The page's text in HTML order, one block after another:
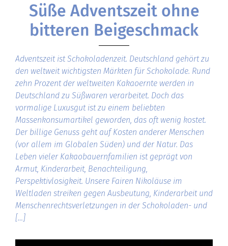
Süße Adventszeit ohne
bitteren Beigeschmack
Adventszeit ist Schokoladenzeit. Deutschland gehört zu
den weltweit wichtigsten Märkten für Schokolade. Rund
zehn Prozent der weltweiten Kakaoernte werden in
Deutschland zu Süßwaren verarbeitet. Doch das
vormalige Luxusgut ist zu einem beliebten
Massenkonsumartikel geworden, das oft wenig kostet.
Der billige Genuss geht auf Kosten anderer Menschen
(vor allem im Globalen Süden) und der Natur. Das
Leben vieler Kakaobauernfamilien ist geprägt von
Armut, Kinderarbeit, Benachteiligung,
Perspektivlosigkeit. Unsere Fairen Nikoläuse im
Weltladen streiken gegen Ausbeutung, Kinderarbeit und
Menschenrechtsverletzungen in der Schokoladen- und
[…]